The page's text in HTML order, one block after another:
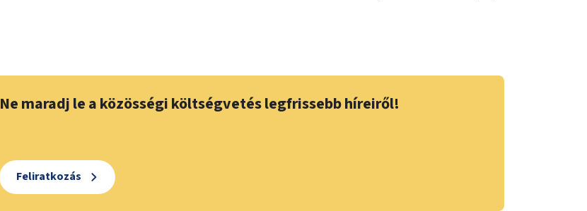
Ne maradj le a közösségi költségvetés legfrissebb híreiről!
Feliratkozás